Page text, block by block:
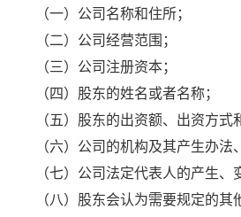
（一）公司名称和住所；
（二）公司经营范围；
（三）公司注册资本；
（四）股东的姓名或者名称；
（五）股东的出资额、出资方式
（六）公司的机构及其产生办法
（七）公司法定代表人的产生、
（八）股东会认为需要规定的其